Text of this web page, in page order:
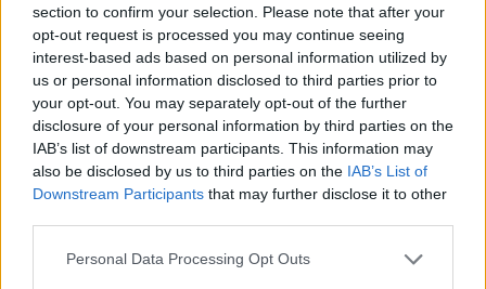
section to confirm your selection. Please note that after your
opt-out request is processed you may continue seeing
interest-based ads based on personal information utilized by
us or personal information disclosed to third parties prior to
your opt-out. You may separately opt-out of the further
disclosure of your personal information by third parties on the
IAB’s list of downstream participants. This information may
also be disclosed by us to third parties on the IAB’s List of
Downstream Participants that may further disclose it to other
Personal Data Processing Opt Outs